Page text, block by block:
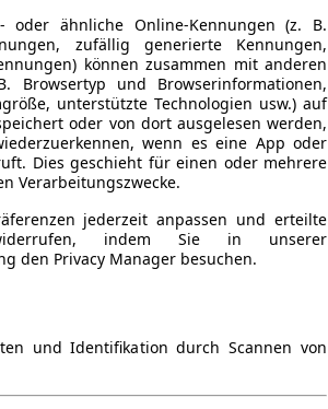
oder ähnliche Online-Kennungen (z. B.
zufällig generierte Kennungen,
können zusammen mit anderen
Browsertyp und Browserinformationen,
unterstützte Technologien usw.) auf
oder von dort ausgelesen werden,
wenn es eine App oder
Dies geschieht für einen oder mehrere
Verarbeitungszwecke.
jederzeit anpassen und erteilte
indem Sie in unserer
den Privacy Manager besuchen.
und Identifikation durch Scannen von